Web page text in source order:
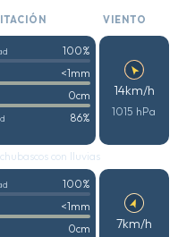
VIENTO
100%
<1mm
0cm
86%
14km/h
1015 hPa
con lluvias
100%
<1mm
0cm 7km/h